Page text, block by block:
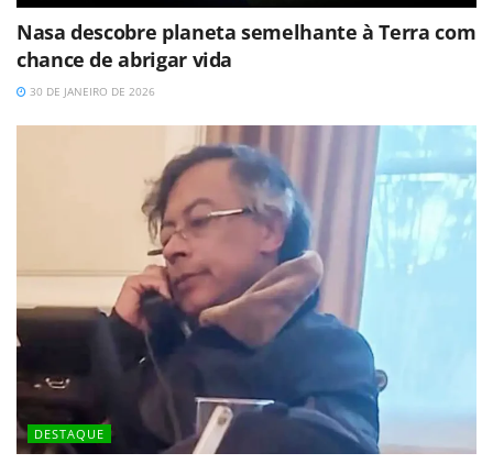
Nasa descobre planeta semelhante à Terra com
chance de abrigar vida
30 DE JANEIRO DE 2026
DESTAQUE